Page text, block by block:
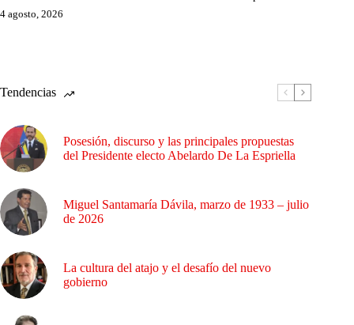
4 agosto, 2026
Tendencias
Posesión, discurso y las principales propuestas
del Presidente electo Abelardo De La Espriella
Miguel Santamaría Dávila, marzo de 1933 – julio
de 2026
La cultura del atajo y el desafío del nuevo
gobierno